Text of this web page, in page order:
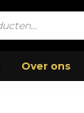
Over ons